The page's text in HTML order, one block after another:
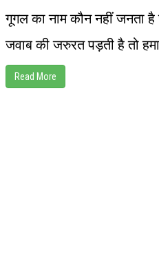
गूगल का नाम कौन नहीं जनता
जवाब की जरुरत पड़ती है तो
Read More